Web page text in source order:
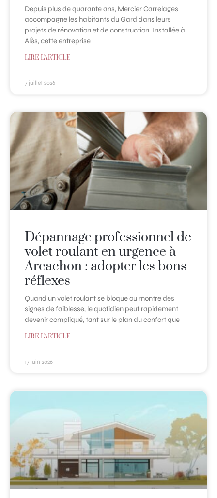
Depuis plus de quarante ans, Mercier Carrelages
accompagne les habitants du Gard dans leurs
projets de rénovation et de construction. Installée à
Alès, cette entreprise
LIRE L'ARTICLE
7 juillet 2026
Dépannage professionnel de
volet roulant en urgence à
Arcachon : adopter les bons
réflexes
Quand un volet roulant se bloque ou montre des
signes de faiblesse, le quotidien peut rapidement
devenir compliqué, tant sur le plan du confort que
LIRE L'ARTICLE
17 juin 2026